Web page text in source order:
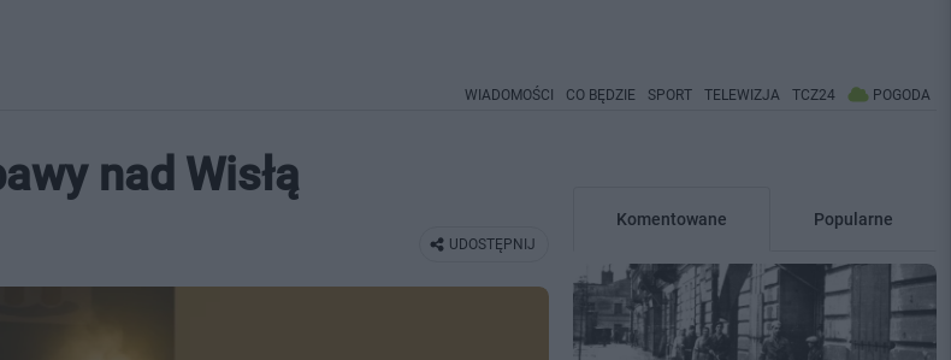
WIADOMOŚCI CO BĘDZIE SPORT TELEWIZJA TCZ24 POGODA
nad Wisłą
UDOSTĘPNIJ
Komentowane Popularne